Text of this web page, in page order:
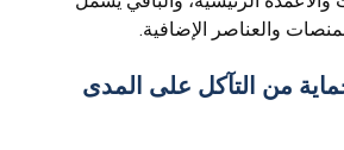
والعناصر الإضافية.
من التآكل على المدى